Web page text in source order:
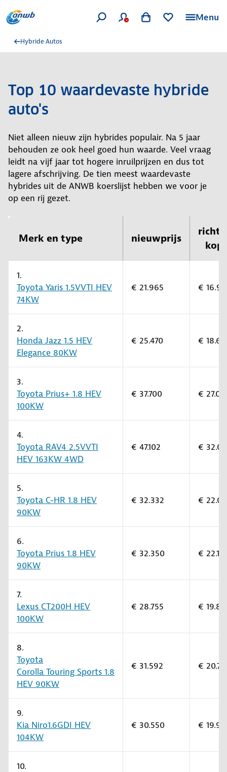
Menu
Hybride Autos
Top 10 waardevaste hybride
auto's
Niet alleen nieuw zijn hybrides populair. Na 5 jaar
behouden ze ook heel goed hun waarde. Veel vraag
leidt na vijf jaar tot hogere inruilprijzen en dus tot
lagere afschrijving. De tien meest waardevaste
hybrides uit de ANWB koerslijst hebben we voor je
op een rij gezet.
Merk en type nieuwprijs
1.
Toyota Yaris 1.5VVTI HEV
74KW
€ 21.965 €
2.
Honda Jazz 1.5 HEV
Elegance 80KW
€ 25.470 €
3.
Toyota Prius+ 1.8 HEV
100KW
€ 37.700 €
4.
Toyota RAV4 2.5VVTI
HEV 163KW 4WD
€ 47.102 €
5.
Toyota C-HR 1.8 HEV
90KW
€ 32.332 €
6.
Toyota Prius 1.8 HEV
90KW
€ 32.350 €
7.
Lexus CT200H HEV
100KW
€ 28.755 €
8.
Toyota
Corolla Touring Sports 1.8
HEV 90KW
€ 31.592 €
9.
Kia Niro1.6GDI HEV
104KW
€ 30.550 €
10.